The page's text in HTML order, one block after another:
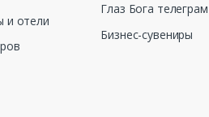
и отели
Глаз Бога
Бизнес-сувениры